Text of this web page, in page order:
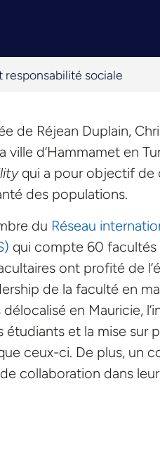
responsabilité sociale
de Réjean Duplain,
ville d’Hammamet en
qui a pour objectif de
des populations.
du Réseau
qui compte 60
ont profité de
de la faculté en
en Mauricie,
et la mise sur
ceux-ci. De plus, un
collaboration dans